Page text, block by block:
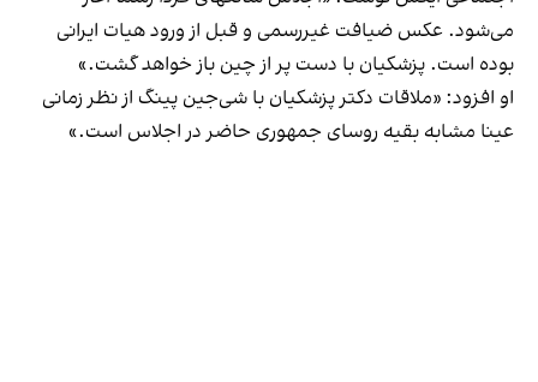
می‌شود. عکس ضیافت غیررسمی و قبل از ورود هیات ایرانی
بوده است. پزشکیان با دست پر از چین باز خواهد گشت.»
او افزود: «ملاقات دکتر ‎پزشکیان با شی‌جین پینگ از نظر زمانی
عینا مشابه بقیه روسای جمهوری حاضر در اجلاس است.»